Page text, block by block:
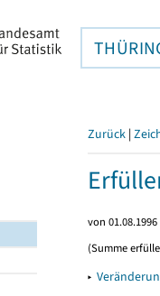
Zurück |
von
(Summe
▸